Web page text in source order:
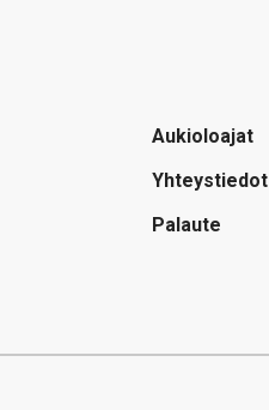
Aukioloajat
Yhteystiedot
Palaute